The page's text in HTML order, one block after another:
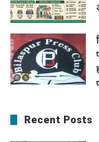
Recent Posts